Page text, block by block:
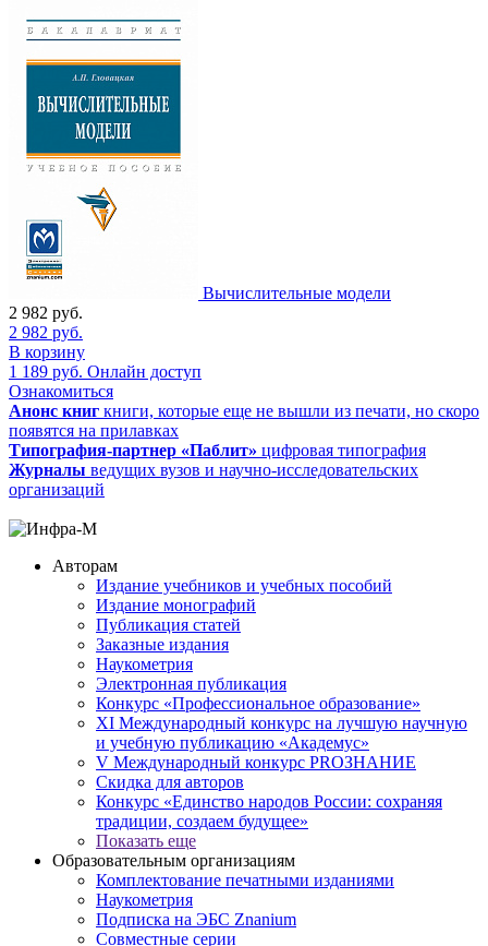
Вычислительные модели
2 982 руб.
2 982 руб.
В корзину
1 189 руб. Онлайн доступ
Ознакомиться
Анонс книг книги, которые еще не вышли из печати, но скоро
появятся на прилавках
Типография-партнер «Паблит» цифровая типография
Журналы ведущих вузов и научно-исследовательских
организаций
Авторам
Издание учебников и учебных пособий
Издание монографий
Публикация статей
Заказные издания
Наукометрия
Электронная публикация
Конкурс «Профессиональное образование»
XI Международный конкурс на лучшую научную
и учебную публикацию «Академус»
V Международный конкурс PROЗНАНИЕ
Скидка для авторов
Конкурс «Единство народов России: сохраняя
традиции, создаем будущее»
Показать еще
Образовательным организациям
Комплектование печатными изданиями
Наукометрия
Подписка на ЭБС Znanium
Совместные серии